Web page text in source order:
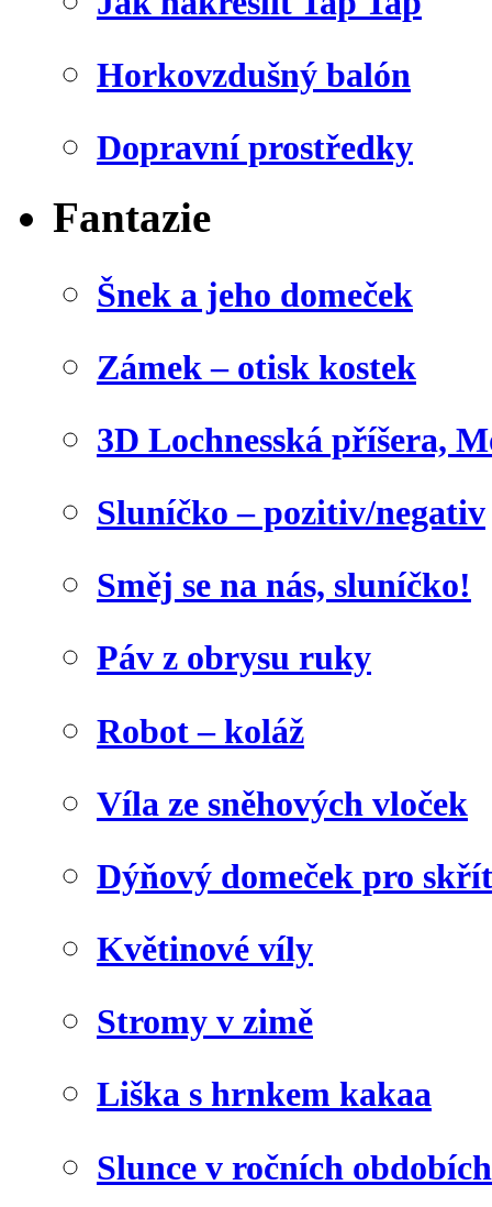
Horkovzdušný balón
Dopravní prostředky
Fantazie
Šnek a jeho domeček
Zámek – otisk kostek
3D Lochnesská příšera,
Sluníčko – pozitiv/negativ
Směj se na nás, sluníčko!
Páv z obrysu ruky
Robot – koláž
Víla ze sněhových vloček
Dýňový domeček pro
Květinové víly
Stromy v zimě
Liška s hrnkem kakaa
Slunce v ročních obdobích